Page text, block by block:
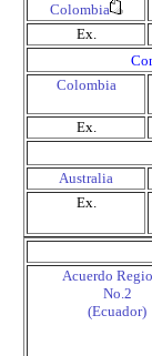
Colombia
Ex.
Colombia
Ex.
Australia
Ex.
Acuerdo
No.2
(Ecuador)